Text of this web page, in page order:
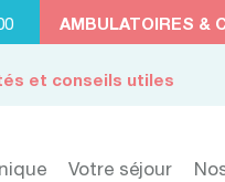
AMBULATOIRES &
et conseils utiles
Votre séjour